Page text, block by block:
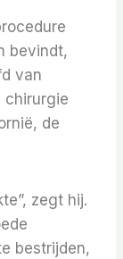
bevindt,
van
chirurgie
de
zegt hij.
bestrijden,